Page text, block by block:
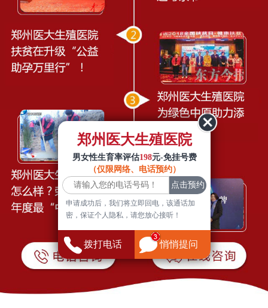
郑州医大生殖医院
男女性生育率评估198元-免挂号费
（仅限网络、电话预约）
申请成功后，我们将立即回电，该通话加
密，保证个人隐私，请您放心接听！
拨打电话 悄悄提问